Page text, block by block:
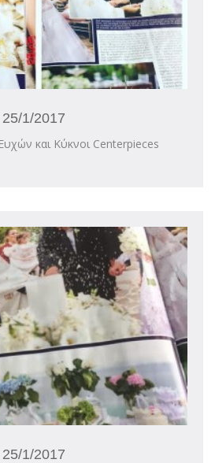
25/1/2017
και Κύκνοι Centerpieces
25/1/2017